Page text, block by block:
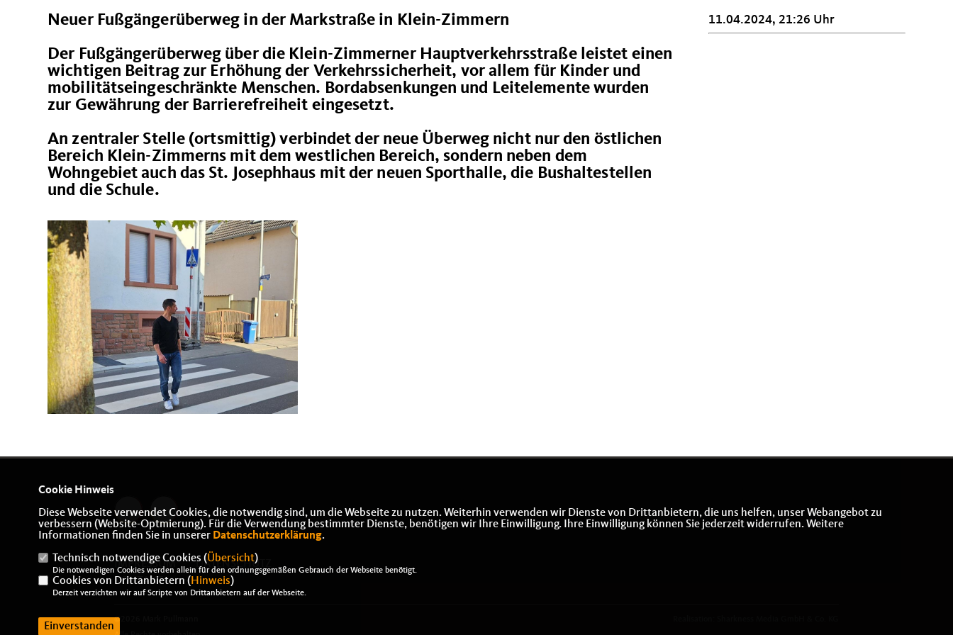
Neuer Fußgängerüberweg in der Markstraße in Klein-Zimmern
Der Fußgängerüberweg über die Klein-Zimmerner Hauptverkehrsstraße leistet einen
wichtigen Beitrag zur Erhöhung der Verkehrssicherheit, vor allem für Kinder und
mobilitätseingeschränkte Menschen. Bordabsenkungen und Leitelemente wurden
zur Gewährung der Barrierefreiheit eingesetzt.
An zentraler Stelle (ortsmittig) verbindet der neue Überweg nicht nur den östlichen
Bereich Klein-Zimmerns mit dem westlichen Bereich, sondern neben dem
Wohngebiet auch das St. Josephhaus mit der neuen Sporthalle, die Bushaltestellen
und die Schule.
11.04.2024, 21:26 Uhr
IMPRESSUM
DATENSCHUTZ
KONTAKT
@2026 Mark Pullmann
Cookie Hinweis
Diese Webseite verwendet Cookies, die notwendig sind, um die Webseite zu nutzen. Weiterhin verwenden wir Dienste von Drittanbietern, die uns helfen, unser Webangebot zu
verbessern (Website-Optmierung). Für die Verwendung bestimmter Dienste, benötigen wir Ihre Einwilligung. Ihre Einwilligung können Sie jederzeit widerrufen. Weitere
Informationen finden Sie in unserer Datenschutzerklärung.
Technisch notwendige Cookies (Übersicht)
Die notwendigen Cookies werden allein für den ordnungsgemäßen Gebrauch der Webseite benötigt.
Cookies von Drittanbietern ( Hinweis)
Derzeit verzichten wir auf Scripte von Drittanbietern auf der Webseite.
Einverstanden